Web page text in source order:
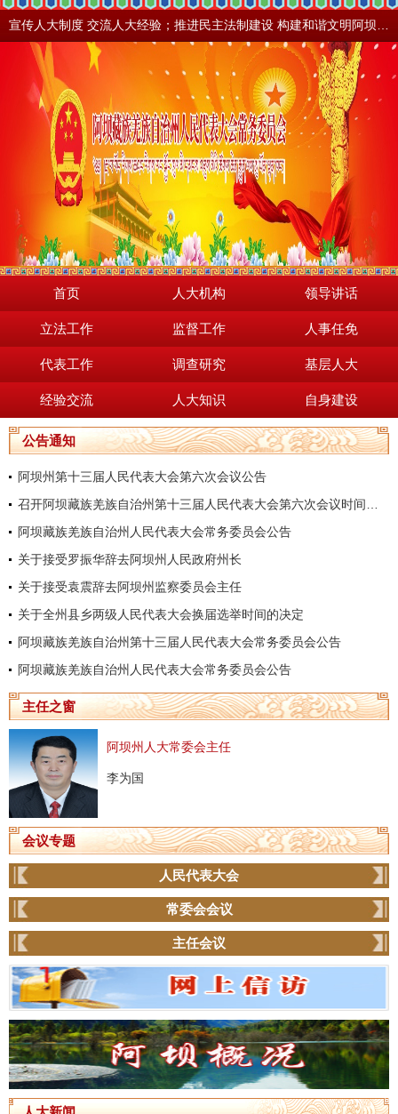
首页 人大机构 领导讲话
立法工作 监督工作 人事任免
代表工作 调查研究 基层人大
经验交流 人大知识 自身建设
公告通知
阿坝州第十三届人民代表大会第六次会议公告
阿坝藏族羌族自治州人民代表大会常务委员会公告
关于接受罗振华辞去阿坝州人民政府州长
关于接受袁震辞去阿坝州监察委员会主任
关于全州县乡两级人民代表大会换届选举时间的决定
阿坝藏族羌族自治州第十三届人民代表大会常务委员会公告
阿坝藏族羌族自治州人民代表大会常务委员会公告
主任之窗
阿坝州人大常委会主任
李为国
会议专题
人民代表大会
常委会会议
主任会议